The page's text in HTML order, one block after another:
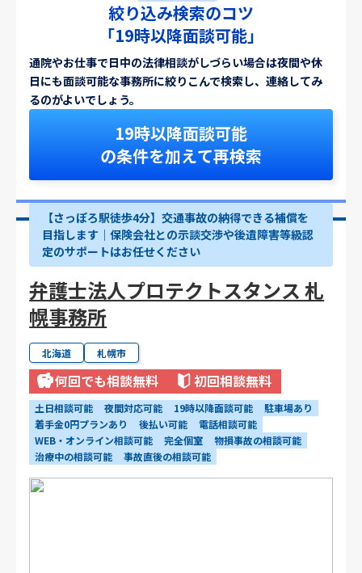
絞り込み検索のコツ
「19時以降面談可能」
通院やお仕事で日中の法律相談がしづらい場合は夜間や休
日にも面談可能な事務所に絞りこんで検索し、連絡してみ
るのがよいでしょう。
19時以降面談可能
の条件を加えて再検索
【さっぽろ駅徒歩4分】交通事故の納得できる補償を
目指します｜保険会社との示談交渉や後遺障害等級認
定のサポートはお任せください
弁護士法人プロテクトスタンス 札
幌事務所
北海道 札幌市
何回でも相談無料 初回相談無料
土日相談可能 夜間対応可能 19時以降面談可能
駐車場あり
着手金0円プランあり
後払い可能
電話相談可能
WEB・オンライン相談可能
完全個室
物損事故の相談可能
治療中の相談可能
事故直後の相談可能